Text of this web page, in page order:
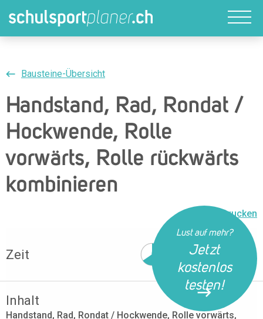
Lust auf mehr?
Jetzt
kostenlos
testen!
Bausteine-Übersicht
Handstand, Rad, Rondat /
Hockwende, Rolle
vorwärts, Rolle rückwärts
kombinieren
Drucken
Zeit 40 Min
Inhalt
Handstand, Rad, Rondat / Hockwende, Rolle vorwärts,